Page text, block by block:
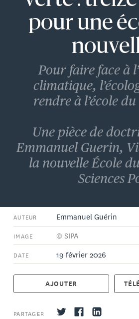
pour une
Pour faire face à
climatique,
rendre à l’école
Une pièce de
Emmanuel Guerin,
la nouvelle École
Sciences
AUTEUR Emmanuel Guérin
IMAGE © SIPA
DATE 19 février 2026
AJOUTER
PARTAGER